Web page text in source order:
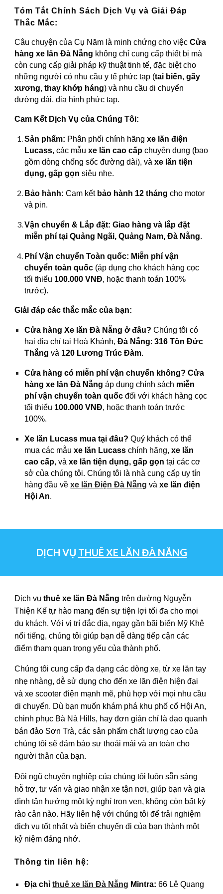
Tóm Tắt Chính Sách Dịch Vụ và Giải Đáp
Thắc Mắc:
Câu chuyện của Cụ Năm là minh chứng cho việcCửa
hàng xe lăn Đà Nẵng không chỉ cung cấp thiết bị mà
còn cung cấp giải pháp kỹ thuật tinh tế, đặc biệt cho
những người có nhu cầu y tế phức tạp (tai biến,gãy
xương,thay khớp háng) và nhu cầu di chuyển
đường dài, địa hình phức tạp.
Cam Kết Dịch Vụ của Chúng Tôi:
Sản phẩm: Phân phối chính hãngxe lăn điện
Lucass, các mẫuxe lăn cao cấp chuyên dụng (bao
gồm dòng chống sốc đường dài), vàxe lăn tiện
dụng, gấp gọn siêu nhẹ.
Bảo hành: Cam kết bảo hành 12 tháng cho motor
và pin.
Vận chuyển & Lắp đặt: Giao hàng và lắp đặt
miễn phí tại Quảng Ngãi, Quảng Nam, Đà Nẵng.
Phí Vận chuyển Toàn quốc: Miễn phí vận
chuyển toàn quốc (áp dụng cho khách hàng cọc
tối thiểu 100.000 VNĐ, hoặc thanh toán 100%
trước).
Giải đáp các thắc mắc của bạn:
Cửa hàng Xe lăn Đà Nẵng ở đâu? Chúng tôi có
hai địa chỉ tại Hoà Khánh,Đà Nẵng:316 Tôn Đức
Thắng và 120 Lương Trúc Đàm.
Cửa hàng có miễn phí vận chuyển không? Cửa
hàng xe lăn Đà Nẵng áp dụng chính sách miễn
phí vận chuyển toàn quốc đối với khách hàng cọc
tối thiểu 100.000 VNĐ, hoặc thanh toán trước
100%.
Xe lăn Lucass mua tại đâu? Quý khách có thể
mua các mẫuxe lăn Lucass chính hãng,xe lăn
cao cấp, vàxe lăn tiện dụng, gấp gọn tại các cơ
sở của chúng tôi. Chúng tôi là nhà cung cấp uy tín
hàng đầu vềxe lăn Điện Đà Nẵng vàxe lăn điện
Hội An.
DỊCH VỤ THUÊ XE LĂN ĐÀ NẴNG
Dịch vụthuê xe lăn Đà Nẵng trên đường Nguyễn
Thiện Kế tự hào mang đến sự tiện lợi tối đa cho mọi
du khách. Với vị trí đắc địa, ngay gần bãi biển Mỹ Khê
nổi tiếng, chúng tôi giúp bạn dễ dàng tiếp cận các
điểm tham quan trọng yếu của thành phố.
Chúng tôi cung cấp đa dạng các dòng xe, từ xe lăn tay
nhẹ nhàng, dễ sử dụng cho đến xe lăn điện hiện đại
và xe scooter điện mạnh mẽ, phù hợp với mọi nhu cầu
di chuyển. Dù bạn muốn khám phá khu phố cổ Hội An,
chinh phục Bà Nà Hills, hay đơn giản chỉ là dạo quanh
bán đảo Sơn Trà, các sản phẩm chất lượng cao của
chúng tôi sẽ đảm bảo sự thoải mái và an toàn cho
người thân của bạn.
Đội ngũ chuyên nghiệp của chúng tôi luôn sẵn sàng
hỗ trợ, tư vấn và giao nhận xe tận nơi, giúp bạn và gia
đình tận hưởng một kỳ nghỉ trọn vẹn, không còn bất kỳ
rào cản nào. Hãy liên hệ với chúng tôi để trải nghiệm
dịch vụ tốt nhất và biến chuyến đi của bạn thành một
kỷ niệm đáng nhớ.
Thông tin liên hệ:
Địa chỉthuê xe lăn Đà Nẵng Mintra: 66 Lê Quang